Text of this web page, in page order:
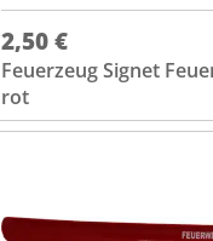
2,50 €
Feuerzeug Signet
rot